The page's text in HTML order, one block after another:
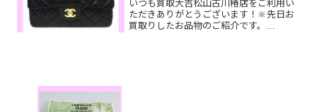
いつも買取大吉松山古川椿店をご利用い
ただきありがとうございます！🔆先日お
買取りしたお品物のご紹介です。